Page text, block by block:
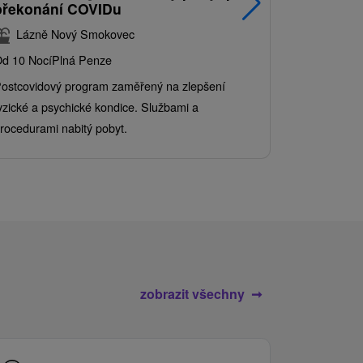
COVIDu
Lázně Nový Smokovec
10 NocíPlná Penze
program zaměřený na zlepšení
a psychické kondice. Službami a
nabitý pobyt.
zobrazit všechny